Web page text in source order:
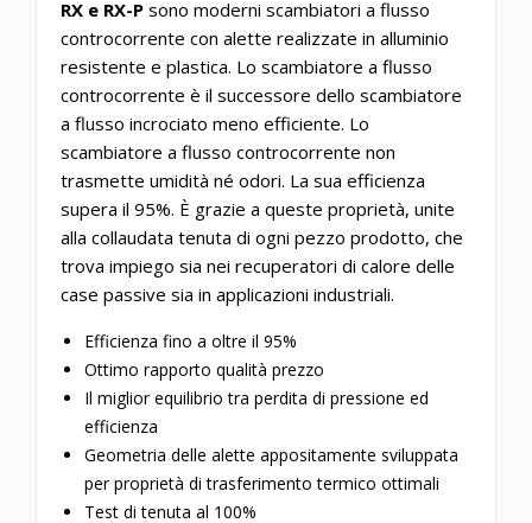
RX e RX-P sono moderni scambiatori a flusso
controcorrente con alette realizzate in alluminio
resistente e plastica. Lo scambiatore a flusso
controcorrente è il successore dello scambiatore
a flusso incrociato meno efficiente. Lo
scambiatore a flusso controcorrente non
trasmette umidità né odori. La sua efficienza
supera il 95%. È grazie a queste proprietà, unite
alla collaudata tenuta di ogni pezzo prodotto, che
trova impiego sia nei recuperatori di calore delle
case passive sia in applicazioni industriali.
Efficienza fino a oltre il 95%
Ottimo rapporto qualità prezzo
Il miglior equilibrio tra perdita di pressione ed
efficienza
Geometria delle alette appositamente sviluppata
per proprietà di trasferimento termico ottimali
Test di tenuta al 100%